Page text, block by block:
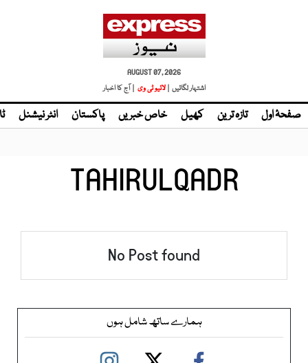
AUGUST 07, 2026
اشتہار لگائیں | لائیو ٹی وی | آج کا اخبار
صفحۂ اول تازہ ترین کھیل خاص خبریں پاکستان انٹر نیشنل
TAHIRULQADR
No Post found
ہمارے ساتھ شامل ہوں